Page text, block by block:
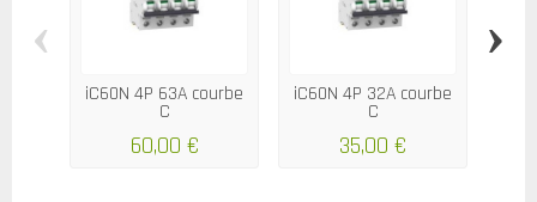
iC60N 4P 63A courbe
C
60,00 €
iC60N 4P 32A courbe
C
35,00 €
‹ ›